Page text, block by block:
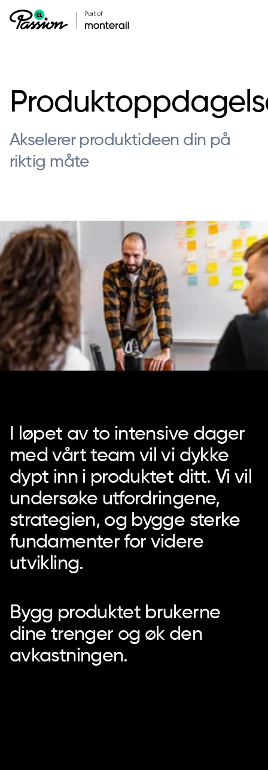
Akselerer produktideen din på
riktig måte
I løpet av to intensive dager
med vårt team vil vi dykke
dypt inn i produktet ditt. Vi vil
undersøke utfordringene,
strategien, og bygge sterke
fundamenter for videre
utvikling.
Bygg produktet brukerne
dine trenger og øk den
avkastningen.